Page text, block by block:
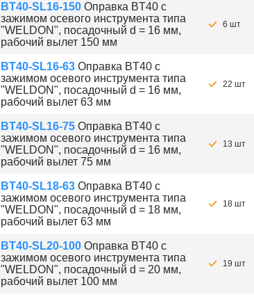
BT40-SL16-150 Оправка BT40 с
зажимом осевого инструмента типа
"WELDON", посадочный d = 16 мм,
рабочий вылет 150 мм
6 шт
BT40-SL16-63 Оправка BT40 с
зажимом осевого инструмента типа
"WELDON", посадочный d = 16 мм,
рабочий вылет 63 мм
22 шт
BT40-SL16-75 Оправка BT40 с
зажимом осевого инструмента типа
"WELDON", посадочный d = 16 мм,
рабочий вылет 75 мм
13 шт
BT40-SL18-63 Оправка BT40 с
зажимом осевого инструмента типа
"WELDON", посадочный d = 18 мм,
рабочий вылет 63 мм
18 шт
BT40-SL20-100 Оправка BT40 с
зажимом осевого инструмента типа
"WELDON", посадочный d = 20 мм,
рабочий вылет 100 мм
19 шт